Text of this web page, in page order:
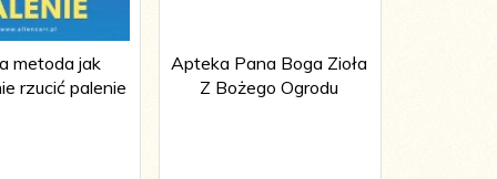
metoda jak
rzucić palenie
Apteka Pana Boga Zioła
Z Bożego Ogrodu